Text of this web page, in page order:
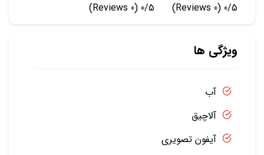
0/5
(0 Reviews)
0/5
(0 Reviews)
ویژگی ها
آب
آلاچیق
آیفون تصویری